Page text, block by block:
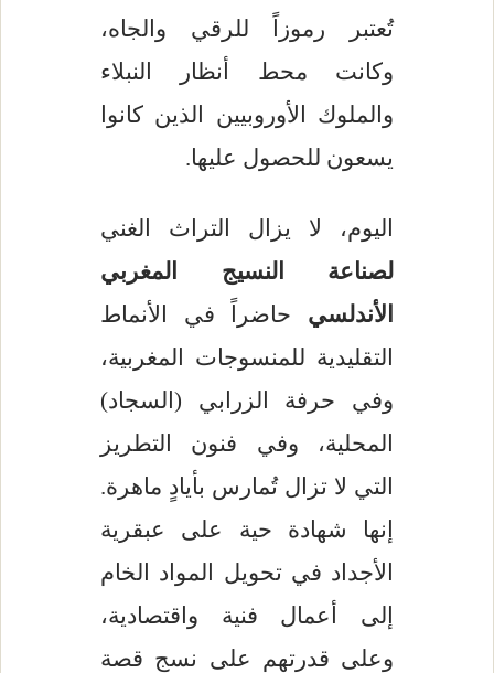
تُعتبر رموزاً للرقي والجاه،
وكانت محط أنظار النبلاء
والملوك الأوروبيين الذين كانوا
يسعون للحصول عليها.
اليوم، لا يزال التراث الغني
لصناعة النسيج المغربي
الأندلسيحاضراً في الأنماط
التقليدية للمنسوجات المغربية،
وفي حرفة الزرابي (السجاد)
المحلية، وفي فنون التطريز
التي لا تزال تُمارس بأيادٍ ماهرة.
إنها شهادة حية على عبقرية
الأجداد في تحويل المواد الخام
إلى أعمال فنية واقتصادية،
وعلى قدرتهم على نسج قصة